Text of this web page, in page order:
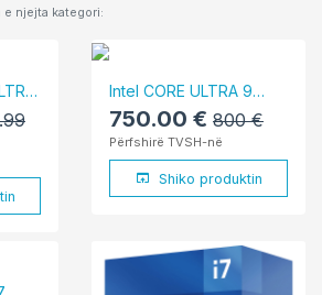
njejta kategori:
Intel CORE ULTRA 9
285K BOX
750.00 € 800 €
Përfshirë TVSH-në
Shiko produktin